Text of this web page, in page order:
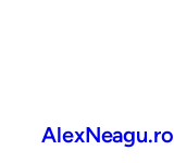
AlexNeagu.ro